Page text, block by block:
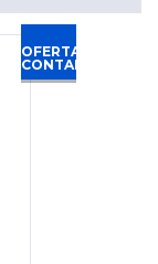
OFERTA
CONTADO